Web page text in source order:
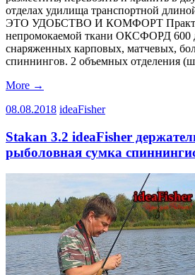
отделах удилища транспортной
ЭТО УДОБСТВО И КОМФОРТ
непромокаемой ткани ОКСФОРД 600
снаряженных карповых, матчевых,
спиннингов. 2 объемных отделения
More →
08.08.2018 ideaFisher
Stakan 3.2 ideaFisher
рыболовная сумка